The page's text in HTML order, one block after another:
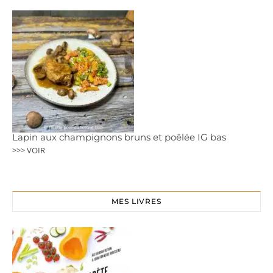
Lapin aux champignons bruns et poêlée IG bas
>>> VOIR
MES LIVRES